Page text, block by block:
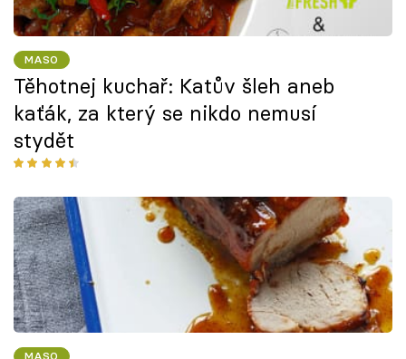
MASO
Těhotnej kuchař: Katův šleh aneb
kaťák, za který se nikdo nemusí
stydět
MASO